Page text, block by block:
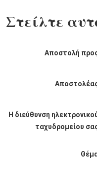
Στείλτε
Αποστολή
Η διεύθυνση
ταχυδρομείου